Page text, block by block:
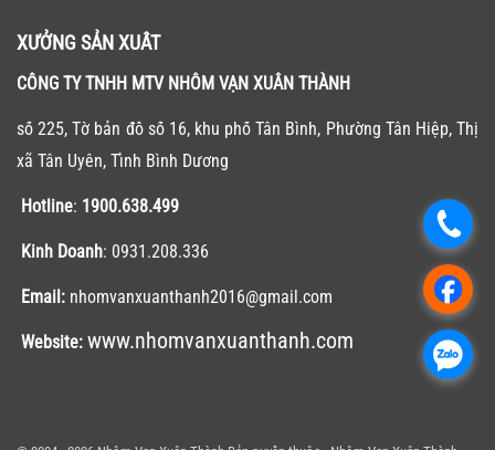
XƯỞNG SẢN XUẤT
CÔNG TY TNHH MTV NHÔM VẠN XUÂN THÀNH
số 225, Tờ bản đồ số 16, khu phố Tân Bình, Phường Tân Hiệp, Thị
xã Tân Uyên, Tỉnh Bình Dương
Hotline: 1900.638.499
Kinh Doanh: 0931.208.336
Email: nhomvanxuanthanh2016@gmail.com
Website: www.nhomvanxuanthanh.com
.
.
.